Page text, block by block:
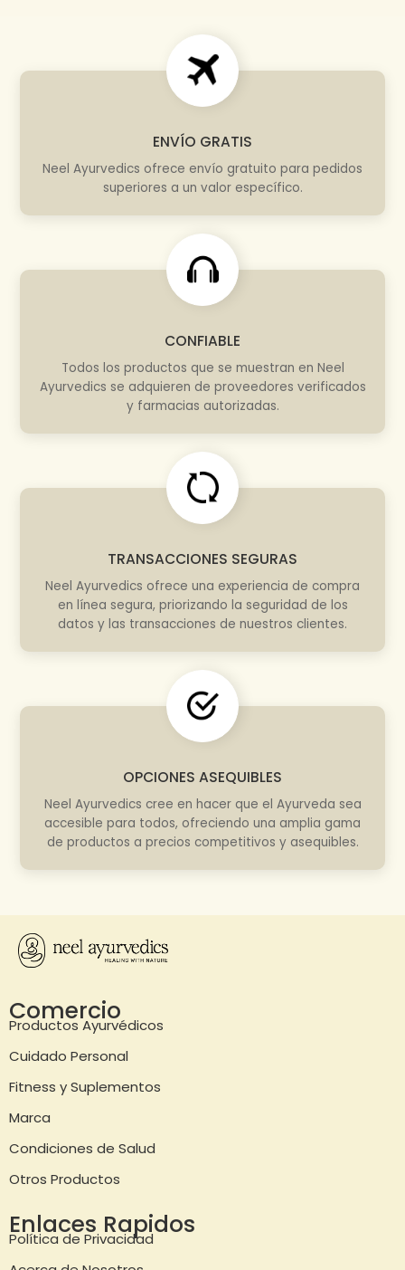
ENVÍO GRATIS
Neel Ayurvedics ofrece envío gratuito para pedidos
superiores a un valor específico.
CONFIABLE
Todos los productos que se muestran en Neel
Ayurvedics se adquieren de proveedores verificados
y farmacias autorizadas.
TRANSACCIONES SEGURAS
Neel Ayurvedics ofrece una experiencia de compra
en línea segura, priorizando la seguridad de los
datos y las transacciones de nuestros clientes.
OPCIONES ASEQUIBLES
Neel Ayurvedics cree en hacer que el Ayurveda sea
accesible para todos, ofreciendo una amplia gama
de productos a precios competitivos y asequibles.
Comercio
Productos Ayurvédicos
Cuidado Personal
Fitness y Suplementos
Marca
Condiciones de Salud
Otros Productos
Enlaces Rapidos
Política de Privacidad